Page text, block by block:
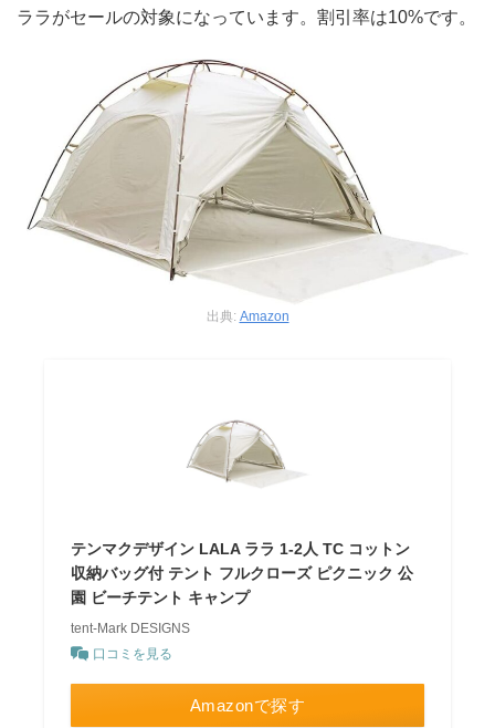
ララがセールの対象になっています。割引率は10%です。
出典: Amazon
テンマクデザイン LALA ララ 1-2人 TC コットン
収納バッグ付 テント フルクローズ ピクニック 公
園 ビーチテント キャンプ
tent-Mark DESIGNS
口コミを見る
Amazonで探す